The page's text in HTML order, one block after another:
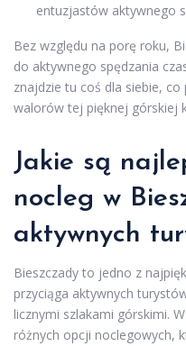
entuzjastów aktywnego
Bez względu na porę roku,
do aktywnego spędzania
znajdzie tu coś dla siebie,
walorów tej pięknej górskiej
Jakie są
nocleg w
aktywnych
Bieszczady to jedno z
przyciąga aktywnych
licznymi szlakami górskimi.
różnych opcji noclegowych,